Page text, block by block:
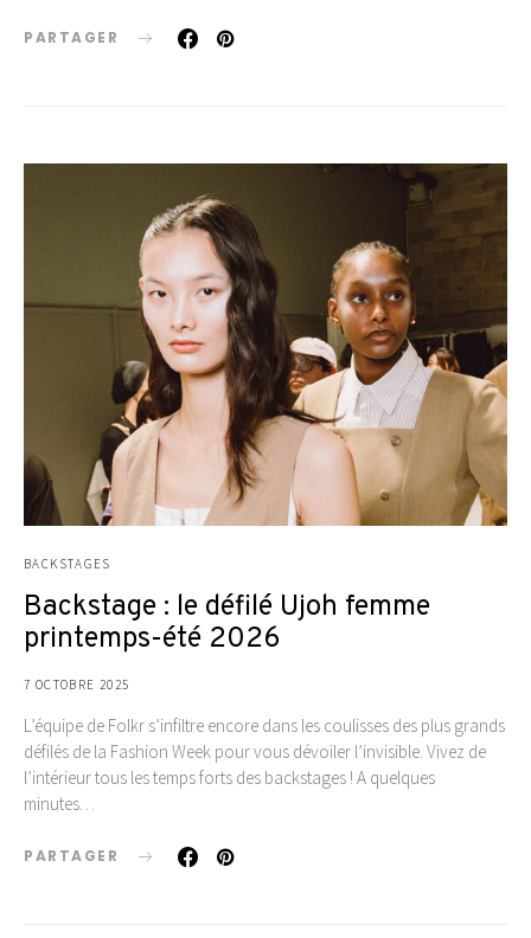
PARTAGER
BACKSTAGES
Backstage : le défilé Ujoh femme
printemps-été 2026
7 OCTOBRE 2025
L’équipe de Folkr s’infiltre encore dans les coulisses des plus grands
défilés de la Fashion Week pour vous dévoiler l’invisible. Vivez de
l’intérieur tous les temps forts des backstages ! A quelques
minutes…
PARTAGER